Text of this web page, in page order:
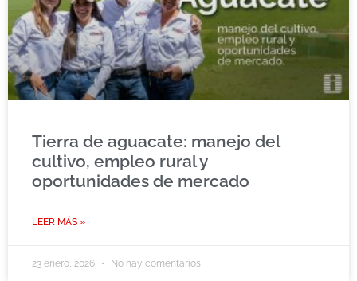
Tierra de aguacate: manejo del
cultivo, empleo rural y
oportunidades de mercado
LEER MÁS »
23 enero, 2026 No hay comentarios